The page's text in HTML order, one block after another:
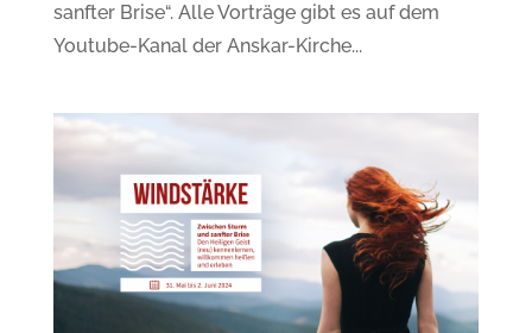
sanfter Brise“. Alle Vorträge gibt es auf dem
Youtube-Kanal der Anskar-Kirche...